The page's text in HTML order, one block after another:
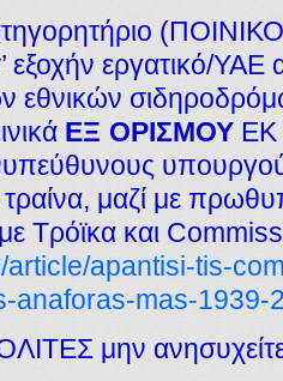
εξοχήν εργατικό/
εθνικών
ΕΞ ΟΡΙΣΜΟΥ
μαζί με
με Τρόϊκα και
apantisi-tis-
anaforas-mas-1939-
μην